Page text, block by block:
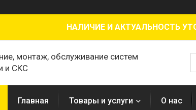
НАЛИЧИЕ И АКТУАЛЬНОСТЬ
монтаж, обслуживание систем
и СКС
Главная Товары и услуги О нас